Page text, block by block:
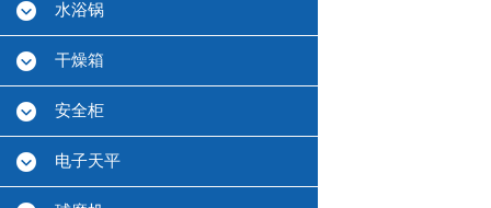
水浴锅
干燥箱
安全柜
电子天平